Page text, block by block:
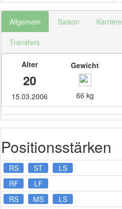
Allgemein Saison Karriere
Transfers
Alter
20
15.03.2006
Gewicht
66 kg
Positionsstärken
RS ST LS
RF
LF
RS
MS LS